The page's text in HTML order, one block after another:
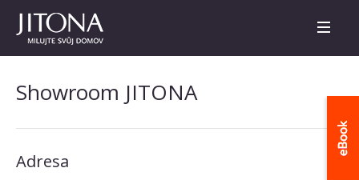
Showroom JITONA
Adresa